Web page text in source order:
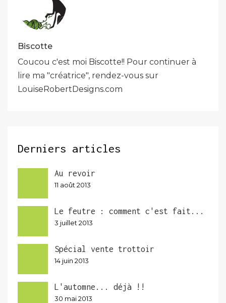
Biscotte
Coucou c'est moi Biscotte!! Pour continuer à
lire ma "créatrice", rendez-vous sur
LouiseRobertDesigns.com
Derniers articles
Au revoir
11 août 2013
Le feutre : comment c'est fait...
3 juillet 2013
Spécial vente trottoir
14 juin 2013
L'automne... déjà !!
30 mai 2013